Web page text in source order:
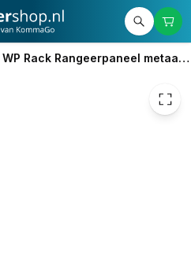
WP Rack Rangeerpaneel metaal 1U